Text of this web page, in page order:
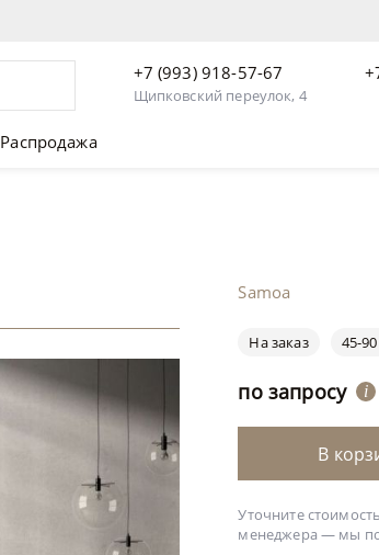
+7 (993) 918-57-67
Щипковский переулок, 4
Распродажа
Samoa
На заказ 45-
по запросу i
В
Уточните
менеджера — мы